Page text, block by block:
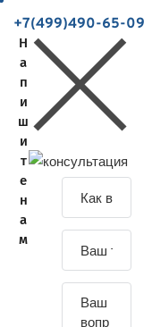
+7(499)490-65-09
Н
а
п
и
ш
и
т
е
н
а
м